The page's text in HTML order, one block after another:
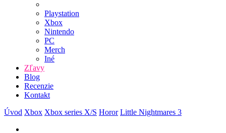
Playstation
Xbox
Nintendo
PC
Merch
Iné
Zľavy
Blog
Recenzie
Kontakt
Úvod Xbox Xbox series X/S Horor Little Nightmares 3